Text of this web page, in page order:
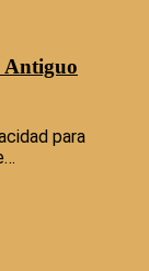
Antiguo
para